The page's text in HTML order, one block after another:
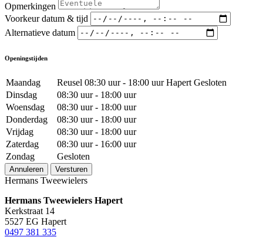
Opmerkingen
Voorkeur datum & tijd
Alternatieve datum
Openingstijden
Maandag
Reusel 08:30 uur - 18:00 uur Hapert Gesloten
Dinsdag
08:30 uur - 18:00 uur
Woensdag
08:30 uur - 18:00 uur
Donderdag
08:30 uur - 18:00 uur
Vrijdag
08:30 uur - 18:00 uur
Zaterdag
08:30 uur - 16:00 uur
Zondag
Gesloten
Annuleren Versturen
Hermans Tweewielers
Hermans Tweewielers Hapert
Kerkstraat 14
5527 EG Hapert
0497 381 335